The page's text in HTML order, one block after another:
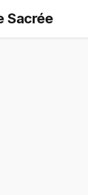
Sacrée